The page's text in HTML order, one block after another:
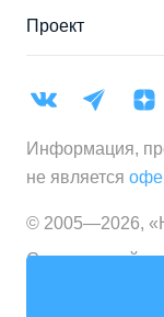
Проект
Информация,
не является
© 2005—2026,
Создание сайта